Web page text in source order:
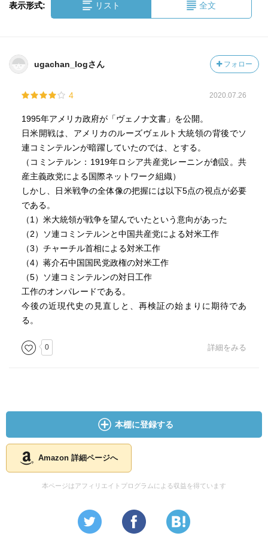
表示形式: リスト 全文
ugachan_logさん フォロー
4 2020.07.26
1995年アメリカ政府が「ヴェノナ文書」を公開。
日米開戦は、アメリカのルーズヴェルト大統領の背後でソ
連コミンテルンが暗躍していたのでは、とする。
（コミンテルン：1919年ロシア共産党レーニンが創設。共
産主義政党による国際ネットワーク組織）
しかし、日米戦争の全体像の把握には以下5点の視点が必要
である。
（1）米大統領が戦争を望んでいたという意向があった
（2）ソ連コミンテルンと中国共産党による対米工作
（3）チャーチル首相による対米工作
（4）蒋介石中国国民党政権の対米工作
（5）ソ連コミンテルンの対日工作
工作のオンパレードである。
今後の近現代史の見直しと、再検証の始まりに期待であ
る。
0 詳細をみる
本棚に登録する
Amazon 詳細ページへ
本ページはアフィリエイトプログラムによる収益を得ています